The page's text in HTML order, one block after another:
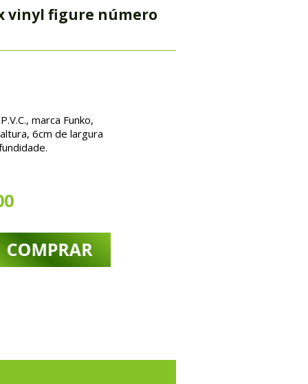
vinyl figure número
marca Funko,
6cm de largura